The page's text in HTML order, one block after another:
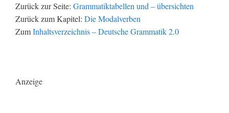
Zurück zur Seite: Grammatiktabellen und – übersichten
Zurück zum Kapitel: Die Modalverben
ZumInhaltsverzeichnis – Deutsche Grammatik 2.0
Anzeige